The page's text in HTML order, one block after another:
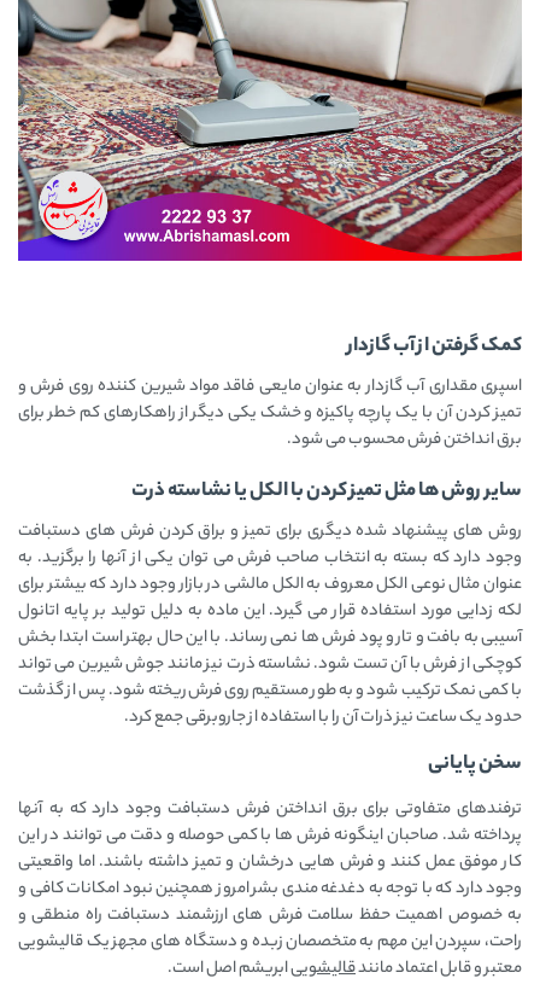
کمک گرفتن از آب گازدار
اسپری مقداری آب گازدار به عنوان مایعی فاقد مواد شیرین کننده روی فرش و
تمیز کردن آن با یک پارچه پاکیزه و خشک یکی دیگر از راهکارهای کم خطر برای
برق انداختن فرش محسوب می شود.
سایر روش ها مثل تمیز کردن با الکل یا نشاسته ذرت
روش های پیشنهاد شده دیگری برای تمیز و براق کردن فرش های دستبافت
وجود دارد که بسته به انتخاب صاحب فرش می توان یکی از آنها را برگزید. به
عنوان مثال نوعی الکل معروف به الکل مالشی در بازار وجود دارد که بیشتر برای
لکه زدایی مورد استفاده قرار می گیرد. این ماده به دلیل تولید بر پایه اتانول
آسیبی به بافت و تار و پود فرش ها نمی رساند. با این حال بهتر است ابتدا بخش
کوچکی از فرش با آن تست شود. نشاسته ذرت نیز مانند جوش شیرین می تواند
با کمی نمک ترکیب شود و به طور مستقیم روی فرش ریخته شود. پس از گذشت
حدود یک ساعت نیز ذرات آن را با استفاده از جاروبرقی جمع کرد.
سخن پایانی
ترفندهای متفاوتی برای برق انداختن فرش دستبافت وجود دارد که به آنها
پرداخته شد. صاحبان اینگونه فرش ها با کمی حوصله و دقت می توانند در این
کار موفق عمل کنند و فرش هایی درخشان و تمیز داشته باشند. اما واقعیتی
وجود دارد که با توجه به دغدغه مندی بشر امروز همچنین نبود امکانات کافی و
به خصوص اهمیت حفظ سلامت فرش های ارزشمند دستبافت راه منطقی و
راحت، سپردن این مهم به متخصصان زبده و دستگاه های مجهز یک قالیشویی
معتبر و قابل اعتماد مانندقالیشوییابریشم اصل است.